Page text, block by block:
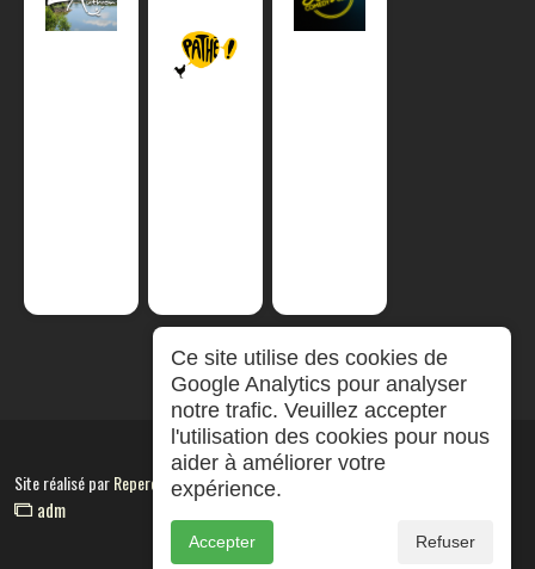
Site réalisé parRepereCom
adm
Ce site utilise des cookies de
Google Analytics pour analyser
notre trafic. Veuillez accepter
l'utilisation des cookies pour nous
aider à améliorer votre
expérience.
Accepter Refuser